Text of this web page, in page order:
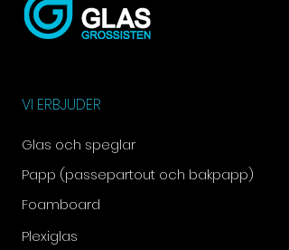
VI ERBJUDER
Glas och speglar
Papp (passepartout och bakpapp)
Foamboard
Plexiglas